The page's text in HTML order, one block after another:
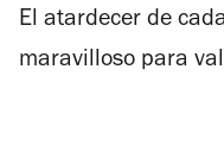
El atardecer de
maravilloso para